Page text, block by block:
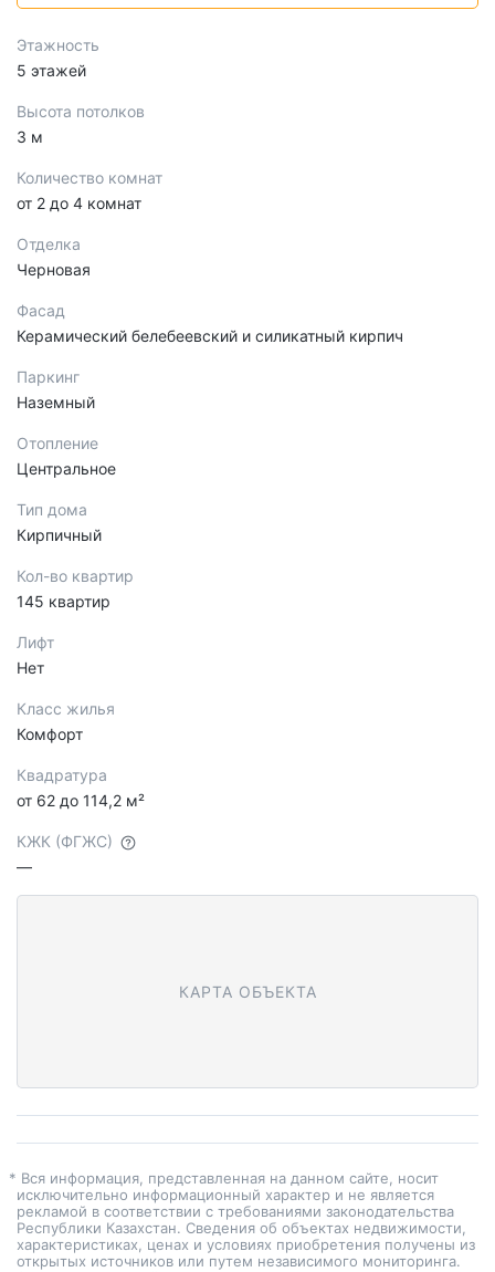
Этажность
5 этажей
Высота потолков
3 м
Количество комнат
от 2 до 4 комнат
Отделка
Черновая
Фасад
Керамический белебеевский и силикатный кирпич
Паркинг
Наземный
Отопление
Центральное
Тип дома
Кирпичный
Кол-во квартир
145 квартир
Лифт
Нет
Класс жилья
Комфорт
Квадратура
от 62 до 114,2 м²
КЖК (ФГЖС)
—
КАРТА ОБЪЕКТА
* Вся информация, представленная на данном сайте, носит
исключительно информационный характер и не является
рекламой в соответствии с требованиями законодательства
Республики Казахстан. Сведения об объектах недвижимости,
характеристиках, ценах и условиях приобретения получены из
открытых источников или путем независимого мониторинга.